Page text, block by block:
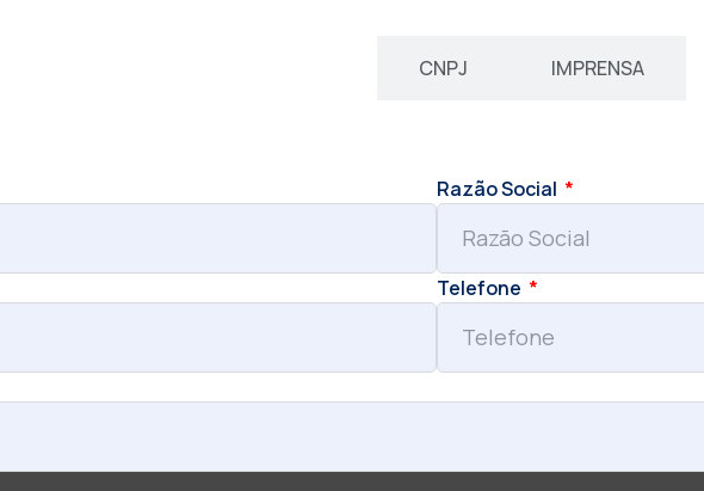
CNPJ IMPRENSA
Razão Social
Telefone